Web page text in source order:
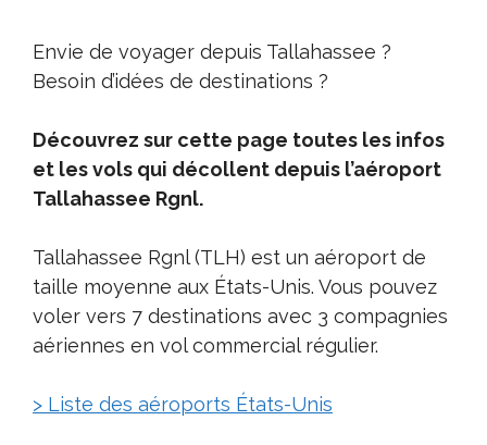
Envie de voyager depuis Tallahassee ?
Besoin d’idées de destinations ?
Découvrez sur cette page toutes les infos
et les vols qui décollent depuis l’aéroport
Tallahassee Rgnl.
Tallahassee Rgnl (TLH) est un aéroport de
taille moyenne aux États-Unis. Vous pouvez
voler vers 7 destinations avec 3 compagnies
aériennes en vol commercial régulier.
> Liste des aéroports États-Unis